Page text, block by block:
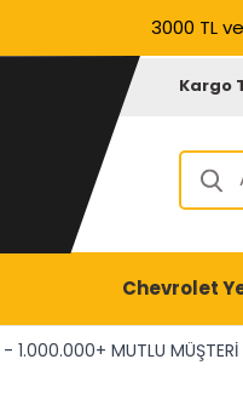
3000 TL
Kargo
Chevrolet
- 1.000.000+ MUTLU MÜŞTERİ